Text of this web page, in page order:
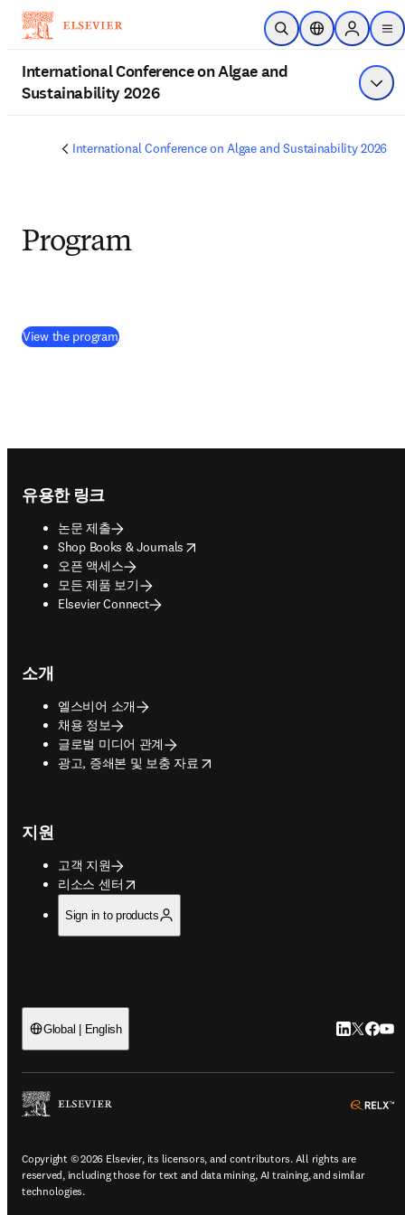
주요 콘텐츠로 건너뛰기
검색 열기위치 선택기Sign in to
International Conference on Algae and
Sustainability 2026
메뉴
International Conference on Algae and Sustainability 2026
Program
View the program(
유용한 링크
논문 제출
Shop Books & Journals
opens in new tab/window
오픈 액세스
모든 제품 보기
Elsevier Connect
소개
엘스비어 소개
채용 정보
글로벌 미디어 관계
광고, 증쇄본 및 보충 자료
opens in new tab/window
지원
고객 지원
리소스 센터
opens in new tab/window
Sign in to products
Global | English LinkedIn 새
Twitter
Copyright © 2026 Elsevier, its licensors, and contributors. All rights are
reserved, including those for text and data mining, AI training, and similar
technologies.